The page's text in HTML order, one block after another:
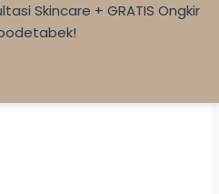
Skincare + GRATIS Ongkir